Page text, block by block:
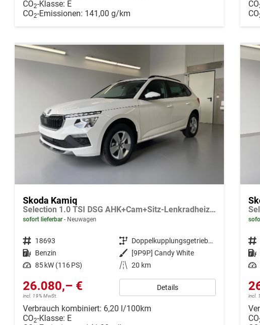
CO2-Klasse: E
CO2-Emissionen: 141,00 g/km
CO
CO
Skoda Kamiq
Selection 1.0 TSI DSG AHK+Cam+Sitz-Lenkradheiz+Sunset+Kessy+AppConnect+Alu16
sofort lieferbar Neuwagen
Fahrzeugnr. 18693 Getriebe
Doppelkupplungsgetriebe (DSG)
Kraftstoff Benzin Außenfarbe [9P9P] Candy White
Leistung 85 kW (116 PS) Kilometerstand 20 km
26.080,– €
incl. 19% MwSt.
Details
Verbrauch kombiniert: 6,20 l/100km
CO2-Klasse: E
Fahrzeugnr.
Kraftstoff
Leistung
incl.
CO